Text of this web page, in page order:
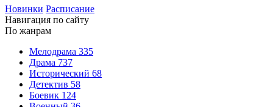
Новинки Расписание
Навигация по сайту
По жанрам
Мелодрама 335
Драма 737
Исторический 68
Детектив 58
Боевик 124